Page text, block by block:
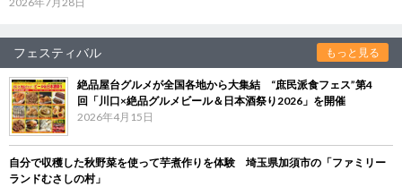
フェスティバル もっと見る
絶品屋台グルメが全国各地から大集結 “庶民派食フェス”第4
回「川口×絶品グルメビール＆日本酒祭り2026」を開催
2026年4月15日
自分で収穫した秋野菜を使って芋煮作りを体験 埼玉県加須市の「ファミリー
ランドむさしの村」